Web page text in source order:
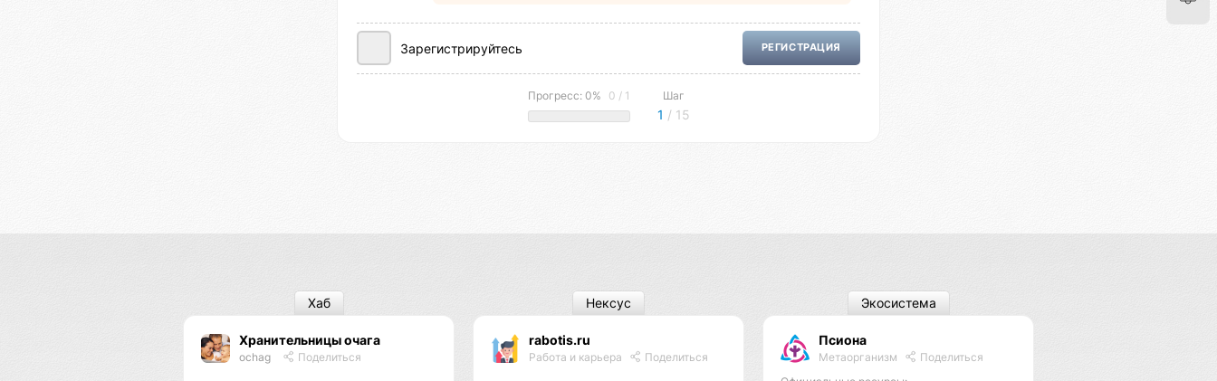
Зарегистрируйтесь РЕГИСТРАЦИЯ
Прогресс: 0% 0 / 1 Шаг
1 / 15
Хранительницы очага
ochag Поделиться
Хаб
rabotis.ru
Работа и карьера Поделиться
Нексус
Псиона
Метаорганизм
Поделиться
Экосистема